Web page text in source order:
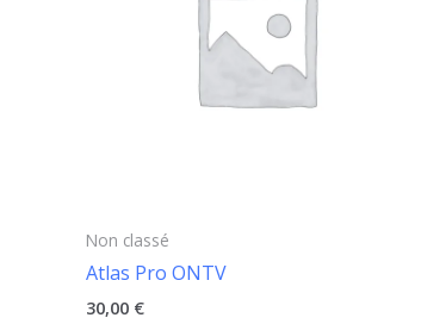
Non classé
Atlas Pro ONTV
30,00 €